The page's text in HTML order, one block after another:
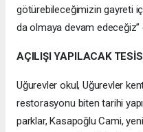
götürebileceğimizin gayreti
da olmaya devam edeceğiz”
AÇILIŞI YAPILACAK
Uğurevler okul, Uğurevler
restorasyonu biten tarihi
parklar, Kasapoğlu Cami,